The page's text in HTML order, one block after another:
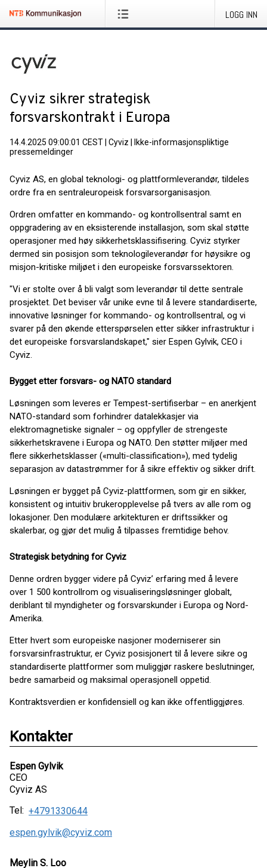
LOGG INN
Cyviz sikrer strategisk
forsvarskontrakt i Europa
14.4.2025 09:00:01 CEST Cyviz
Ikke-informasjonspliktige
pressemeldinger
Cyviz AS, en global teknologi- og plattformleverandør, tildeles
ordre fra en sentraleuropeisk forsvarsorganisasjon.
Ordren omfatter en kommando- og kontrollsentral samt en
oppgradering av en eksisterende installasjon, som skal støtte
operasjoner med høy sikkerhetsklassifisering. Cyviz styrker
dermed sin posisjon som teknologileverandør for høysikre og
misjon-kritiske miljøet i den europeiske forsvarssektoren.
"Vi er stolte over å bli valgt som leverandør til dette sentrale
prosjektet. Det beviser vår unike evne til å levere standardiserte,
innovative løsninger for kommando- og kontrollsentral, og vi
svarer på den økende etterspørselen etter sikker infrastruktur i
det europeiske forsvarslandskapet," sier Espen Gylvik, CEO i
Cyviz.
Bygget etter forsvars- og NATO standard
Løsningen som leveres er Tempest-sertifiserbar – en anerkjent
NATO-standard som forhindrer datalekkasjer via
elektromagnetiske signaler – og oppfyller de strengeste
sikkerhetskravene i Europa og NATO. Den støtter miljøer med
flere sikkerhetsklasser («multi-classification»), med tydelig
separasjon av datastrømmer for å sikre effektiv og sikker drift.
Løsningen er bygget på Cyviz-plattformen, som gir en sikker,
konsistent og intuitiv brukeropplevelse på tvers av alle rom og
lokasjoner. Den modulære arkitekturen er driftssikker og
skalerbar, og gjør det mulig å tilpasses fremtidige behov.
Strategisk betydning for Cyviz
Denne ordren bygger videre på Cyviz’ erfaring med å levere
over 1 500 kontrollrom og visualiseringsløsninger globalt,
deriblant til myndigheter og forsvarskunder i Europa og Nord-
Amerika.
Etter hvert som europeiske nasjoner moderniserer sin
forsvarsinfrastruktur, er Cyviz posisjonert til å levere sikre og
standardiserte plattformer som muliggjør raskere beslutninger,
bedre samarbeid og maksimal operasjonell oppetid.
Kontraktsverdien er konfidensiell og kan ikke offentliggjøres.
Kontakter
Espen Gylvik
CEO
Cyviz AS
Tel: +4791330644
espen.gylvik@cyviz.com
Meylin S. Loo